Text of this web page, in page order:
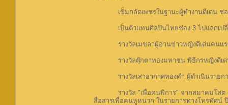
เข็มกลัดเพชรในฐานะผู้ทำงานดีเด่น ช่อ
เป็นตัวแทนศิลปินไทยช่อง 3 ไปแลกเปลี่
รางวัลเมขลาผู้อ่านข่าวหญิงดีเด่นคนแร
รางวัลตุ๊กตาทองมหาชน พิธีกรหญิงดีเด่น
รางวัลเสาอากาศทองคำ ผู้ดำเนินรายกา
รางวัล "เพื่อคนพิการ" จากสมาคมโสต ศ
สื่อสารเพื่อคนหูหนวก ในรายการทางโทรทัศน์